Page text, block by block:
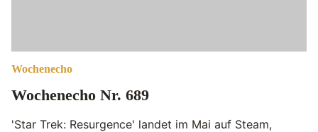
Wochenecho
Wochenecho Nr. 689
'Star Trek: Resurgence' landet im Mai auf Steam,